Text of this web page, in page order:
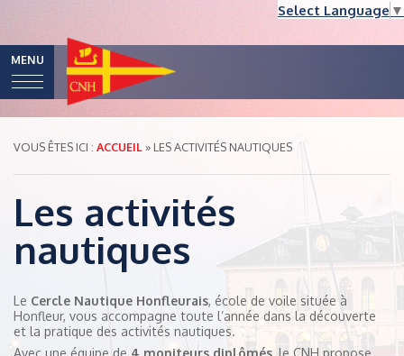
Select Language ▼
MENU
VOUS ÊTES ICI : ACCUEIL » LES ACTIVITÉS NAUTIQUES
Les activités
nautiques
Le Cercle Nautique Honfleurais, école de voile située à
Honfleur, vous accompagne toute l’année dans la découverte
et la pratique des activités nautiques.
Avec une équipe de 4 moniteurs diplômés, le CNH propose